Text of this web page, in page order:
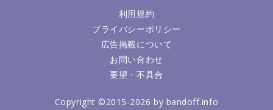
利用規約
プライバシーポリシー
広告掲載について
お問い合わせ
要望・不具合
Copyright ©2015-2026 by bandoff.info